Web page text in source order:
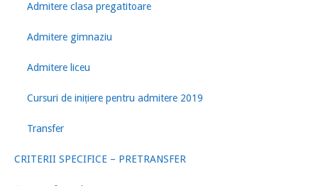
Admitere clasa pregatitoare
Admitere gimnaziu
Admitere liceu
Cursuri de inițiere pentru admitere 2019
Transfer
CRITERII SPECIFICE – PRETRANSFER